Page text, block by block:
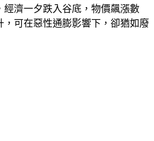
可在惡性通膨影響下，卻猶如廢